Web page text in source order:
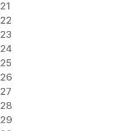
21
22
23
24
25
26
27
28
29